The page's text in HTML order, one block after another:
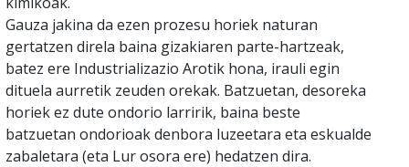
Gauza jakina da ezen prozesu horiek naturan
gertatzen direla baina gizakiaren parte-hartzeak,
batez ere Industrializazio Arotik hona, irauli egin
dituela aurretik zeuden orekak. Batzuetan, desoreka
horiek ez dute ondorio larririk, baina beste
batzuetan ondorioak denbora luzeetara eta eskualde
zabaletara (eta Lur osora ere) hedatzen dira.